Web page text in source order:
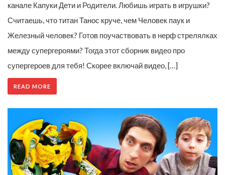
канале Капуки Дети и Родители. Любишь играть в игрушки?
Считаешь, что титан Танос круче, чем Человек паук и
Железный человек? Готов поучаствовать в нерф стрелялках
между супергероями? Тогда этот сборник видео про
супергероев для тебя! Скорее включай видео, […]
READ MORE